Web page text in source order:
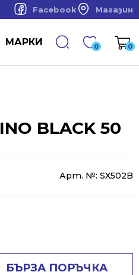
Facebook Магазин
МАРКИ 0 0
BLACK 50
Арт. №: SX502B
БЪРЗА ПОРЪЧКА